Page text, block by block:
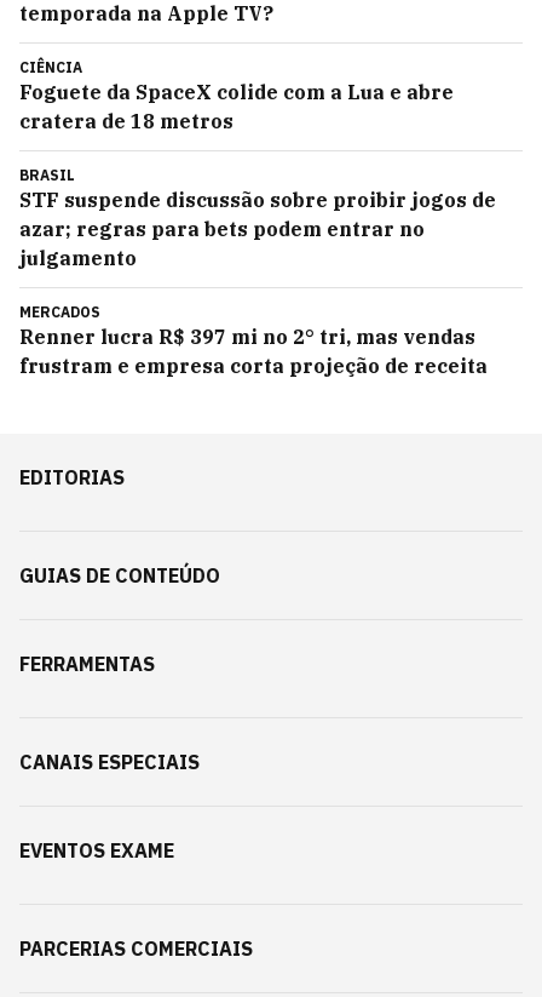
temporada na Apple TV?
CIÊNCIA
Foguete da SpaceX colide com a Lua e abre
cratera de 18 metros
BRASIL
STF suspende discussão sobre proibir jogos de
azar; regras para bets podem entrar no
julgamento
MERCADOS
Renner lucra R$ 397 mi no 2° tri, mas vendas
frustram e empresa corta projeção de receita
EDITORIAS
GUIAS DE CONTEÚDO
FERRAMENTAS
CANAIS ESPECIAIS
EVENTOS EXAME
PARCERIAS COMERCIAIS